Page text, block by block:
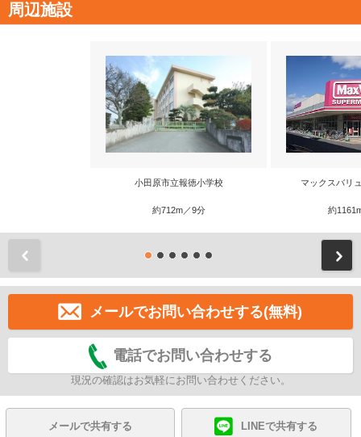
周辺施設
小田原市立報徳小学校
約712m／9分
マックスバリ
約
メールでお問い合わせする(無料)
電話でお問い合わせする
現況の確認はお気軽にお問い合わせください。
メールで共有する LINEで共有する